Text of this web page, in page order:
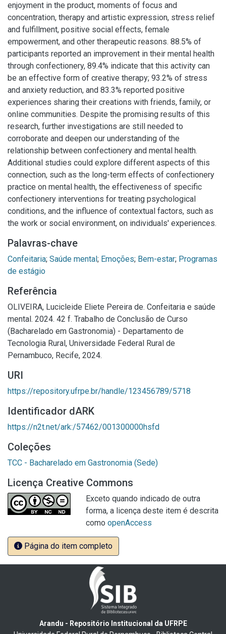
enjoyment in the product, moments of focus and
concentration, therapy and artistic expression, stress relief
and fulfillment, positive social effects, female
empowerment, and other therapeutic reasons. 88.5% of
participants reported an improvement in their mental health
through confectionery, 89.4% indicate that this activity can
be an effective form of creative therapy; 93.2% of stress
and anxiety reduction, and 83.3% reported positive
experiences sharing their creations with friends, family, or
online communities. Despite the promising results of this
research, further investigations are still needed to
corroborate and deepen our understanding of the
relationship between confectionery and mental health.
Additional studies could explore different aspects of this
connection, such as the long-term effects of confectionery
practice on mental health, the effectiveness of specific
confectionery interventions for treating psychological
conditions, and the influence of contextual factors, such as
the work or social environment, on individuals' experiences.
Palavras-chave
Confeitaria; Saúde mental; Emoções; Bem-estar; Programas
de estágio
Referência
OLIVEIRA, Lucicleide Eliete Pereira de. Confeitaria e saúde
mental. 2024. 42 f. Trabalho de Conclusão de Curso
(Bacharelado em Gastronomia) - Departamento de
Tecnologia Rural, Universidade Federal Rural de
Pernambuco, Recife, 2024.
URI
https://repository.ufrpe.br/handle/123456789/5718
Identificador dARK
https://n2t.net/ark:/57462/001300000hsfd
Coleções
TCC - Bacharelado em Gastronomia (Sede)
Licença Creative Commons
Exceto quando indicado de outra
forma, a licença deste item é descrita
como openAccess
Página do item completo
Arandu - Repositório Institucional da UFRPE